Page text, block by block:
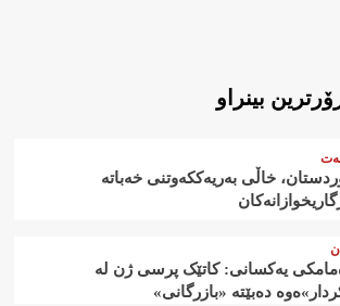
بینراو
خاڵی بەریەککەوتنی خەباتە
یەکسانی: کاتێک پرسی ژن لە
دەبێتە «بازرگانی»